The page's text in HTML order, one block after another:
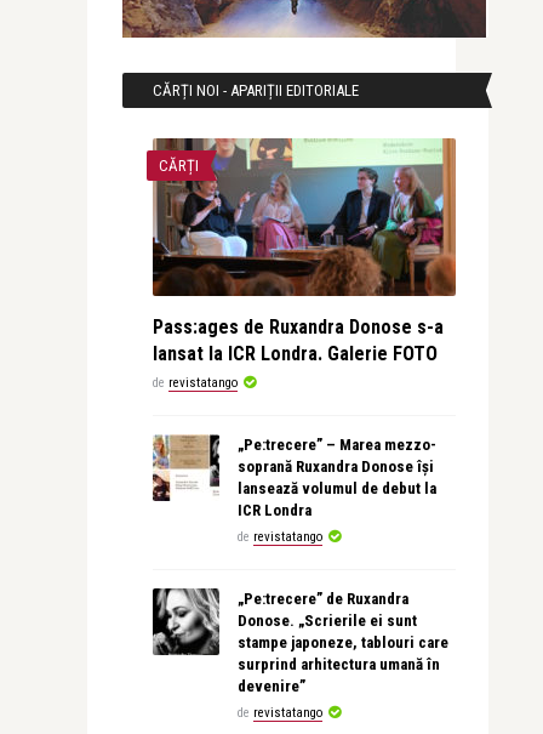
CĂRȚI NOI - APARIȚII EDITORIALE
CĂRȚI
Pass:ages de Ruxandra Donose s-a
lansat la ICR Londra. Galerie FOTO
de revistatango
„Pe:trecere” – Marea mezzo-
soprană Ruxandra Donose își
lansează volumul de debut la
ICR Londra
de revistatango
„Pe:trecere” de Ruxandra
Donose. „Scrierile ei sunt
stampe japoneze, tablouri care
surprind arhitectura umană în
devenire”
de revistatango